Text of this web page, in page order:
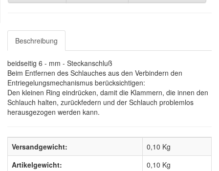
Beschreibung
beidseitig 6 - mm - Steckanschluß
Beim Entfernen des Schlauches aus den Verbindern den
Entriegelungsmechanismus berücksichtigen:
Den kleinen Ring eindrücken, damit die Klammern, die innen den
Schlauch halten, zurückfedern und der Schlauch problemlos
herausgezogen werden kann.
Versandgewicht:
0,10 Kg
Artikelgewicht:
0,10 Kg